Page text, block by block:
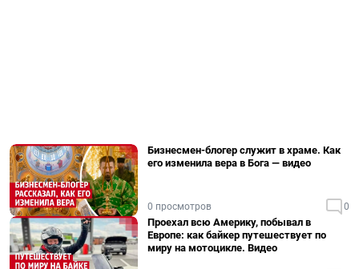
Бизнесмен-блогер служит в храме. Как
его изменила вера в Бога — видео
0 просмотров 0
Проехал всю Америку, побывал в
Европе: как байкер путешествует по
миру на мотоцикле. Видео